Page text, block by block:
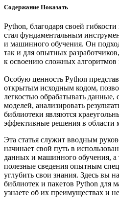
Содержание Показать
Python, благодаря своей
стал фундаментальным
и машинного обучения. Он
так и для опытных
к освоению сложных алгоритмов
Особую ценность Python
открытым исходным кодом,
легкостью обрабатывать данные,
моделей, анализировать
библиотеки являются
эффективные решения в области
Эта статья служит вводным
начинает свой путь в
данных и машинного обучения, а
полезные сведения опытным
углубить свои знания. Здесь вы
библиотек и пакетов Python для
узнаете об их преимуществах и